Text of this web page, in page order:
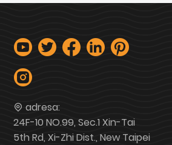
adresa:
24F-10 NO.99, Sec.1 Xin-Tai
5th Rd, Xi-Zhi Dist., New Taipei